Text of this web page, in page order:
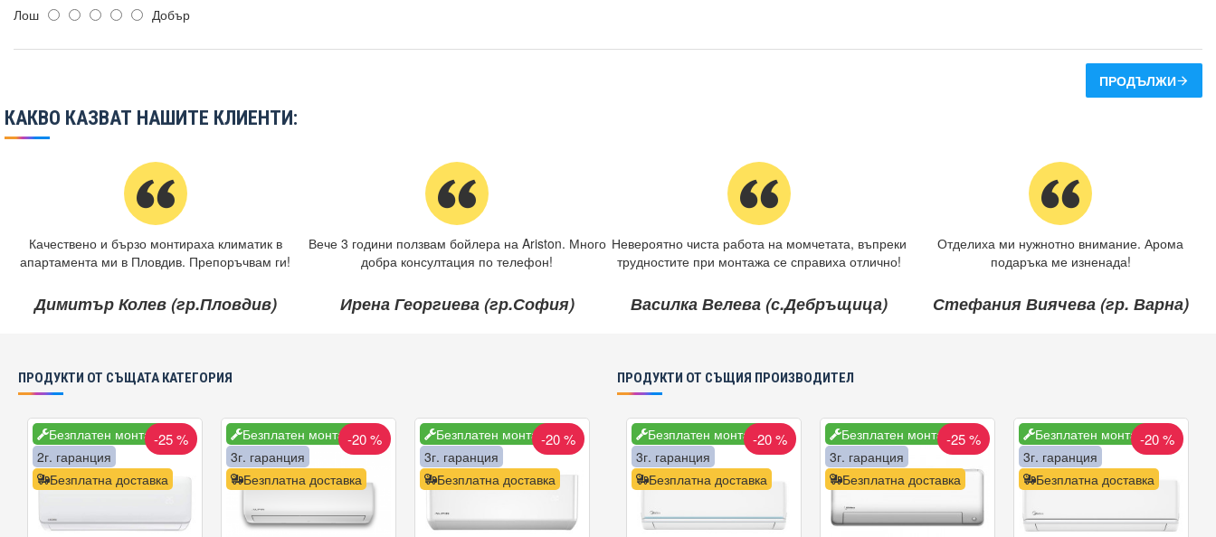
Лош Добър
ПРОДЪЛЖИ
КАКВО КАЗВАТ НАШИТЕ КЛИЕНТИ:
Качествено и бързо монтираха климатик в
апартамента ми в Пловдив. Препоръчвам ги!
Димитър Колев (гр.Пловдив)
Вече 3 години ползвам бойлера на Ariston. Много
добра консултация по телефон!
Ирена Георгиева (гр.София)
Невероятно чиста работа на момчетата, въпреки
трудностите при монтажа се справиха отлично!
Василка Велева (с.Дебръщица)
Отделиха ми нужнотно внимание. Арома
подаръка ме изненада!
Стефания Виячева (гр. Варна)
ПРОДУКТИ ОТ СЪЩАТА КАТЕГОРИЯ
Безплатен монтаж
Безплатна доставка
2г. гаранция
-25 % Безплатен монтаж
Безплатна доставка
3г. гаранция
-20 % Безплатен монтаж
Безплатна доставка
3г. гаранция
-20 %
ПРОДУКТИ ОТ СЪЩИЯ ПРОИЗВОДИТЕЛ
Безплатен монтаж
Безплатна доставка
3г. гаранция
-20 % Безплатен монтаж
Безплатна доставка
3г. гаранция
-25 % Безплатен монтаж
Безплатна доставка
3г. гаранция
-20 %